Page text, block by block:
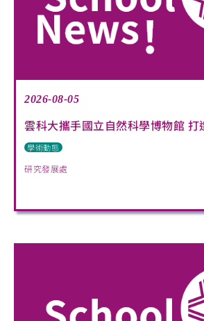
2026-08-05
雲科大攜手國立自然科學博物館 打
學術動態
研究發展處